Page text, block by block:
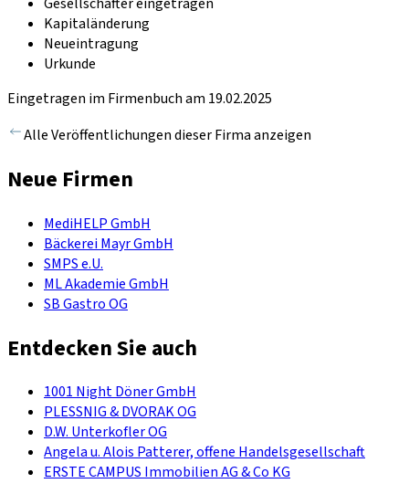
Kapitaländerung
Neueintragung
Urkunde
Eingetragen im Firmenbuch am 19.02.2025
Alle Veröffentlichungen dieser Firma anzeigen
Neue Firmen
MediHELP GmbH
Bäckerei Mayr GmbH
SMPS e.U.
ML Akademie GmbH
SB Gastro OG
Entdecken Sie auch
1001 Night Döner GmbH
PLESSNIG & DVORAK OG
D.W. Unterkofler OG
Angela u. Alois Patterer, offene Handelsgesellschaft
ERSTE CAMPUS Immobilien AG & Co KG